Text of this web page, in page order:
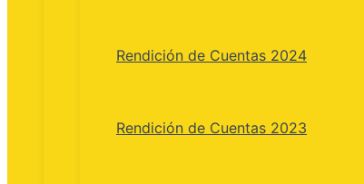
Rendición de Cuentas 2024
Rendición de Cuentas 2023